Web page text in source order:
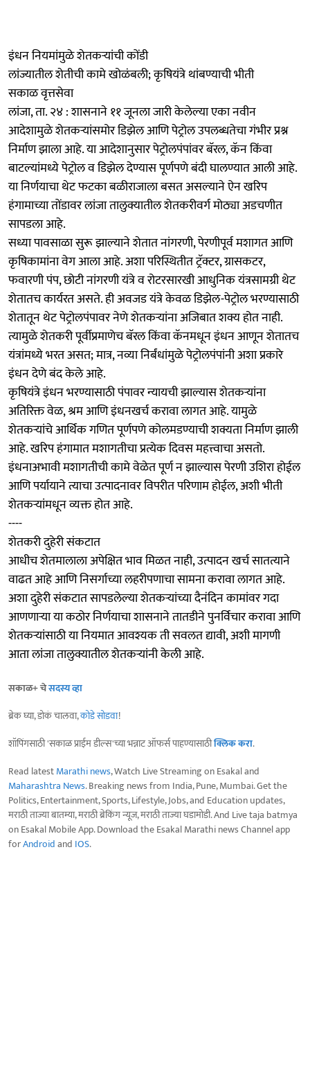
इंधन नियमांमुळे शेतकऱ्यांची कोंडी
लांज्यातील शेतीची कामे खोळंबली; कृषियंत्रे थांबण्याची भीती
सकाळ वृत्तसेवा
लांजा, ता. २४ : शासनाने ११ जूनला जारी केलेल्या एका नवीन
आदेशामुळे शेतकऱ्यांसमोर डिझेल आणि पेट्रोल उपलब्धतेचा गंभीर प्रश्न
निर्माण झाला आहे. या आदेशानुसार पेट्रोलपंपांवर बॅरल, कॅन किंवा
बाटल्यांमध्ये पेट्रोल व डिझेल देण्यास पूर्णपणे बंदी घालण्यात आली आहे.
या निर्णयाचा थेट फटका बळीराजाला बसत असल्याने ऐन खरिप
हंगामाच्या तोंडावर लांजा तालुक्यातील शेतकरीवर्ग मोठ्या अडचणीत
सापडला आहे.
सध्या पावसाळा सुरू झाल्याने शेतात नांगरणी, पेरणीपूर्व मशागत आणि
कृषिकामांना वेग आला आहे. अशा परिस्थितीत ट्रॅक्टर, ग्रासकटर,
फवारणी पंप, छोटी नांगरणी यंत्रे व रोटरसारखी आधुनिक यंत्रसामग्री थेट
शेतातच कार्यरत असते. ही अवजड यंत्रे केवळ डिझेल-पेट्रोल भरण्यासाठी
शेतातून थेट पेट्रोलपंपावर नेणे शेतकऱ्यांना अजिबात शक्य होत नाही.
त्यामुळे शेतकरी पूर्वीप्रमाणेच बॅरल किंवा कॅनमधून इंधन आणून शेतातच
यंत्रांमध्ये भरत असत; मात्र, नव्या निर्बंधांमुळे पेट्रोलपंपांनी अशा प्रकारे
इंधन देणे बंद केले आहे.
कृषियंत्रे इंधन भरण्यासाठी पंपावर न्यायची झाल्यास शेतकऱ्यांना
अतिरिक्त वेळ, श्रम आणि इंधनखर्च करावा लागत आहे. यामुळे
शेतकऱ्यांचे आर्थिक गणित पूर्णपणे कोलमडण्याची शक्यता निर्माण झाली
आहे. खरिप हंगामात मशागतीचा प्रत्येक दिवस महत्त्वाचा असतो.
इंधनाअभावी मशागतीची कामे वेळेत पूर्ण न झाल्यास पेरणी उशिरा होईल
आणि पर्यायाने त्याचा उत्पादनावर विपरीत परिणाम होईल, अशी भीती
शेतकऱ्यांमधून व्यक्त होत आहे.
----
शेतकरी दुहेरी संकटात
आधीच शेतमालाला अपेक्षित भाव मिळत नाही, उत्पादन खर्च सातत्याने
वाढत आहे आणि निसर्गाच्या लहरीपणाचा सामना करावा लागत आहे.
अशा दुहेरी संकटात सापडलेल्या शेतकऱ्यांच्या दैनंदिन कामांवर गदा
आणणाऱ्या या कठोर निर्णयाचा शासनाने तातडीने पुनर्विचार करावा आणि
शेतकऱ्यांसाठी या नियमात आवश्यक ती सवलत द्यावी, अशी मागणी
आता लांजा तालुक्यातील शेतकऱ्यांनी केली आहे.
सकाळ+ चेसदस्य व्हा
ब्रेक घ्या, डोकं चालवा,कोडे सोडवा!
शॉपिंगसाठी 'सकाळ प्राईम डील्स'च्या भन्नाट ऑफर्स पाहण्यासाठीक्लिक करा.
Read latestMarathi news, Watch Live Streaming on Esakal and
Maharashtra News. Breaking news from India, Pune, Mumbai. Get the
Politics, Entertainment, Sports, Lifestyle, Jobs, and Education updates,
मराठी ताज्या बातम्या, मराठी ब्रेकिंग न्यूज, मराठी ताज्या घडामोडी. And Live taja batmya
on Esakal Mobile App. Download the Esakal Marathi news Channel app
forAndroidand IOS.